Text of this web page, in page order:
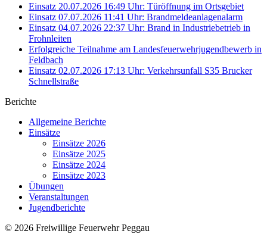
Einsatz 20.07.2026 16:49 Uhr: Türöffnung im Ortsgebiet
Einsatz 07.07.2026 11:41 Uhr: Brandmeldeanlagenalarm
Einsatz 04.07.2026 22:37 Uhr: Brand in Industriebetrieb in
Frohnleiten
Erfolgreiche Teilnahme am Landesfeuerwehrjugendbewerb in
Feldbach
Einsatz 02.07.2026 17:13 Uhr: Verkehrsunfall S35 Brucker
Schnellstraße
Berichte
Allgemeine Berichte
Einsätze
Einsätze 2026
Einsätze 2025
Einsätze 2024
Einsätze 2023
Übungen
Veranstaltungen
Jugendberichte
© 2026 Freiwillige Feuerwehr Peggau